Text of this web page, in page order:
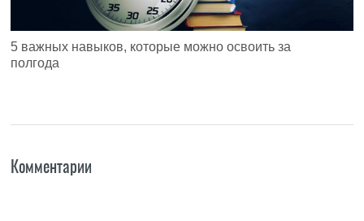
5 важных навыков, которые можно освоить за
полгода
Комментарии